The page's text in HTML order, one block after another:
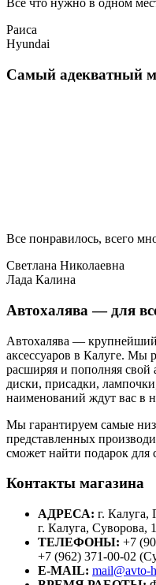
Раиса
Hyundai
Самый адекватный
Все понравилось, всего
Светлана Николаевна
Лада Калина
Автохалява — для
Автохалява —
аксессуаров в Калуге. Мы
расширяя и пополняя свой
диски, присадки,
наименований ждут вас в
Мы гарантируем самые
представленных
сможет найти подарок для
Контакты магазина
АДРЕСА: г. Калуга,
г. Калуга, Суворова,
ТЕЛЕФОНЫ: +7
+7 (962) 371-00-02
E-MAIL: mail@avto-